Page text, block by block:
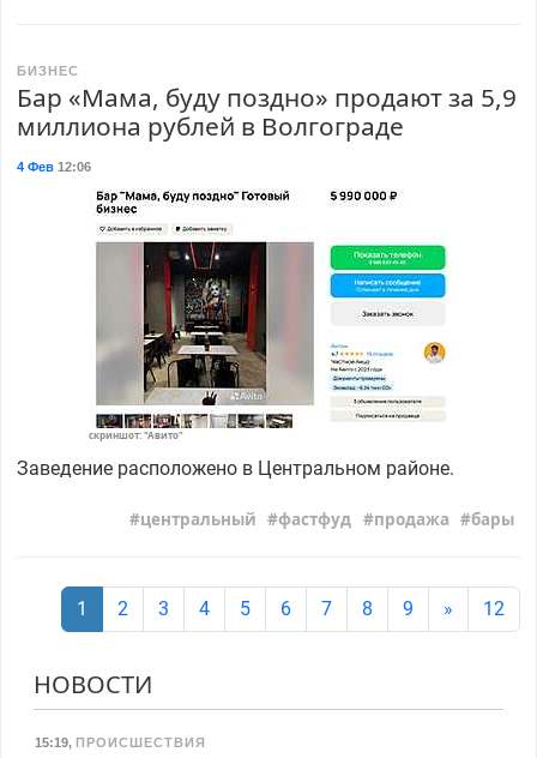
БИЗНЕС
Бар «Мама, буду поздно» продают за 5,9
миллиона рублей в Волгограде
4 Фев12:06
скриншот: "Авито"
Заведение расположено в Центральном районе.
центральный фастфуд продажа бары
1 2 3 4 5 6 7 8 9 » 12
НОВОСТИ
15:19, ПРОИСШЕСТВИЯ